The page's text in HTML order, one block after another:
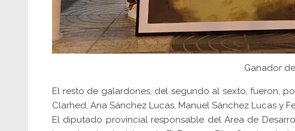
Ganador
El resto de galardones, del segundo al sexto, fueron,
Clarhed, Ana Sánchez Lucas, Manuel Sánchez Lucas y
El diputado provincial responsable del Área de